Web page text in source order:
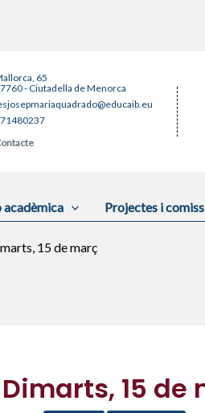
65
- Ciutadella de Menorca
Projectes i
15 de març
15 de